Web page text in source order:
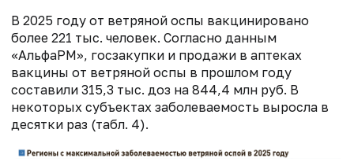
В 2025 году от ветряной оспы вакцинировано
более 221 тыс. человек. Согласно данным
«АльфаРМ», госзакупки и продажи в аптеках
вакцины от ветряной оспы в прошлом году
составили 315,3 тыс. доз на 844,4 млн руб. В
некоторых субъектах заболеваемость выросла в
десятки раз (табл. 4).